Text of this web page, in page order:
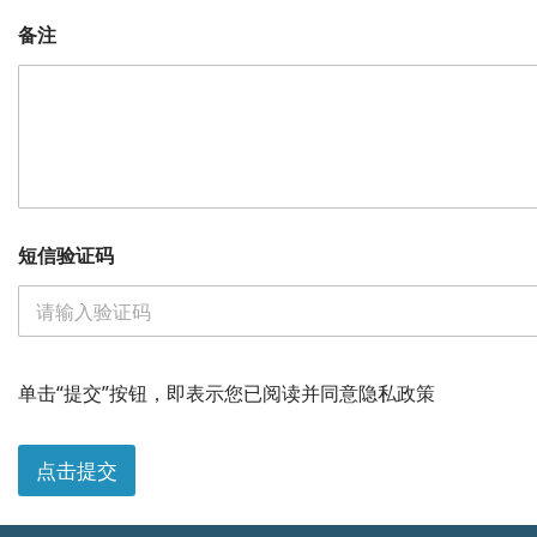
备注
短信验证码
单击“提交”按钮，即表示您已阅读并同意隐私政策
点击提交